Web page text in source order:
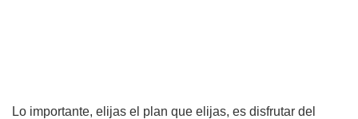
Lo importante, elijas el plan que elijas, es disfrutar del